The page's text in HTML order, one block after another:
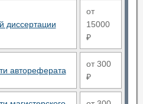
диссертации
от
15000
₽
автореферата
от 300
₽